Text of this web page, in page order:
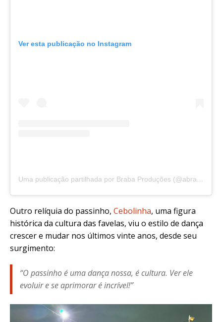
Ver esta publicação no Instagram
Uma publicação partilhada por Braba Produções (@abrabaproduz)
Outro relíquia do passinho, Cebolinha, uma figura
histórica da cultura das favelas, viu o estilo de dança
crescer e mudar nos últimos vinte anos, desde seu
surgimento:
“O passinho é uma dança nossa, é cultura. Ver ele
evoluir e se aprimorar é incrível!”